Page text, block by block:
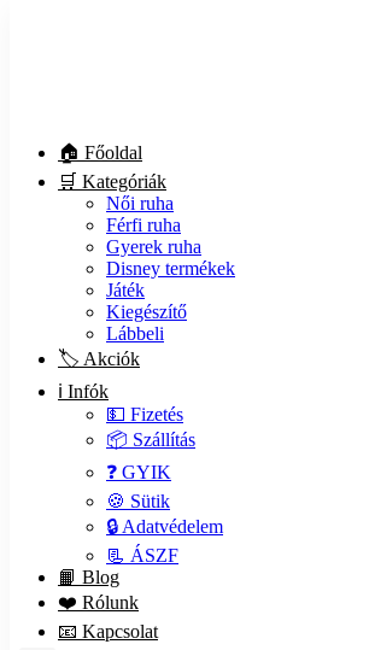
🏠 Főoldal
🛒 Kategóriák
Női ruha
Férfi ruha
Gyerek ruha
Disney termékek
Játék
Kiegészítő
Lábbeli
🏷️ Akciók
ℹ️ Infók
💵 Fizetés
📦 Szállítás
❓ GYIK
🍪 Sütik
🔒 Adatvédelem
📃 ÁSZF
📙 Blog
❤️ Rólunk
📧 Kapcsolat